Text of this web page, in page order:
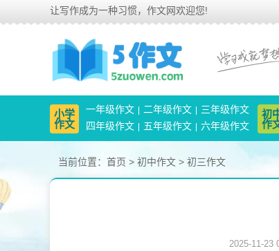
让写作成为一种习惯，作文网欢迎您!
小学
作文
一年级作文 二年级作文
三年级作文
四年级作文
五年级作文 六年级作文
初
作
当前位置： 首页 > 初中作文 > 初三作文
2025-11-23